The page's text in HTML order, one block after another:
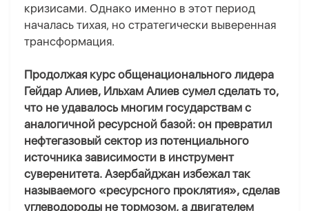
кризисами. Однако именно в этот период
началась тихая, но стратегически выверенная
трансформация.
Продолжая курс общенационального лидера
Гейдар Алиев, Ильхам Алиев сумел сделать то,
что не удавалось многим государствам с
аналогичной ресурсной базой: он превратил
нефтегазовый сектор из потенциального
источника зависимости в инструмент
суверенитета. Азербайджан избежал так
называемого «ресурсного проклятия», сделав
углеводороды не тормозом, а двигателем